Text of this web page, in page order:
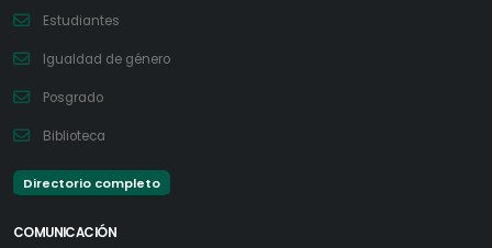
Estudiantes
Igualdad de género
Posgrado
Biblioteca
Directorio completo
COMUNICACIÓN